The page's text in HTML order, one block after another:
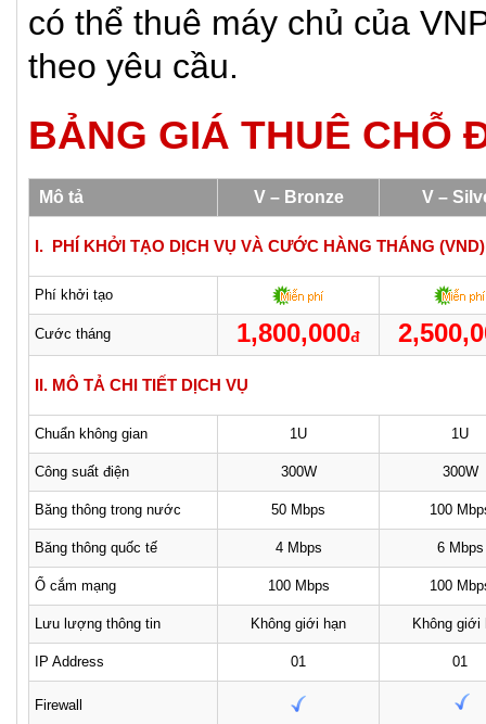
có thể thuê máy chủ của
theo yêu cầu.
BẢNG GIÁ THUÊ CHỖ
Mô tả V – Bronze V –
I. PHÍ KHỞI TẠO DỊCH VỤ VÀ CƯỚC HÀNG THÁNG (VND)
Phí khởi tạo
Cước tháng 1,800,000đ
II. MÔ TẢ CHI TIẾT DỊCH VỤ
Chuẩn không gian 1U 1U
Công suất điện 300W 300W
Băng thông trong nước 50 Mbps 100
Băng thông quốc tế 4 Mbps 6 Mbps
Ổ cắm mạng 100 Mbps 100
Lưu lượng thông tin Không giới hạn Không giới
IP Address 01 01
Firewall